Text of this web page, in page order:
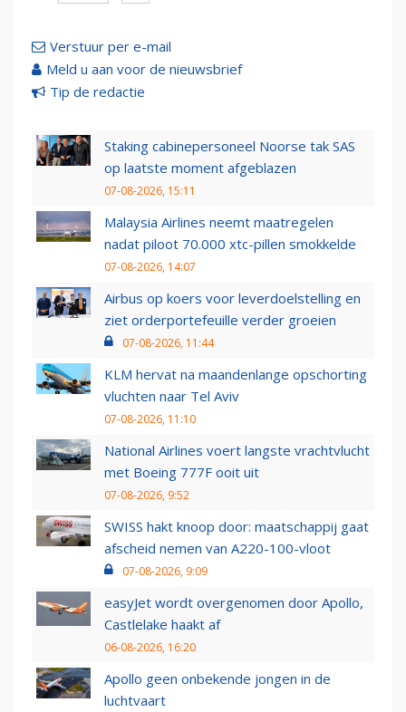
Verstuur per e-mail
Meld u aan voor de nieuwsbrief
Tip de redactie
Staking cabinepersoneel Noorse tak SAS
op laatste moment afgeblazen
07-08-2026, 15:11
Malaysia Airlines neemt maatregelen
nadat piloot 70.000 xtc-pillen smokkelde
07-08-2026, 14:07
Airbus op koers voor leverdoelstelling en
ziet orderportefeuille verder groeien
07-08-2026, 11:44
KLM hervat na maandenlange opschorting
vluchten naar Tel Aviv
07-08-2026, 11:10
National Airlines voert langste vrachtvlucht
met Boeing 777F ooit uit
07-08-2026, 9:52
SWISS hakt knoop door: maatschappij gaat
afscheid nemen van A220-100-vloot
07-08-2026, 9:09
easyJet wordt overgenomen door Apollo,
Castlelake haakt af
06-08-2026, 16:20
Apollo geen onbekende jongen in de
luchtvaart